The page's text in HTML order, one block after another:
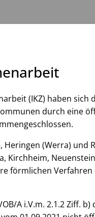
(IKZ) haben sich
durch eine
(Werra) und
Kirchheim,
förmlichen
A i.V.m. 2.1.2 Ziff.